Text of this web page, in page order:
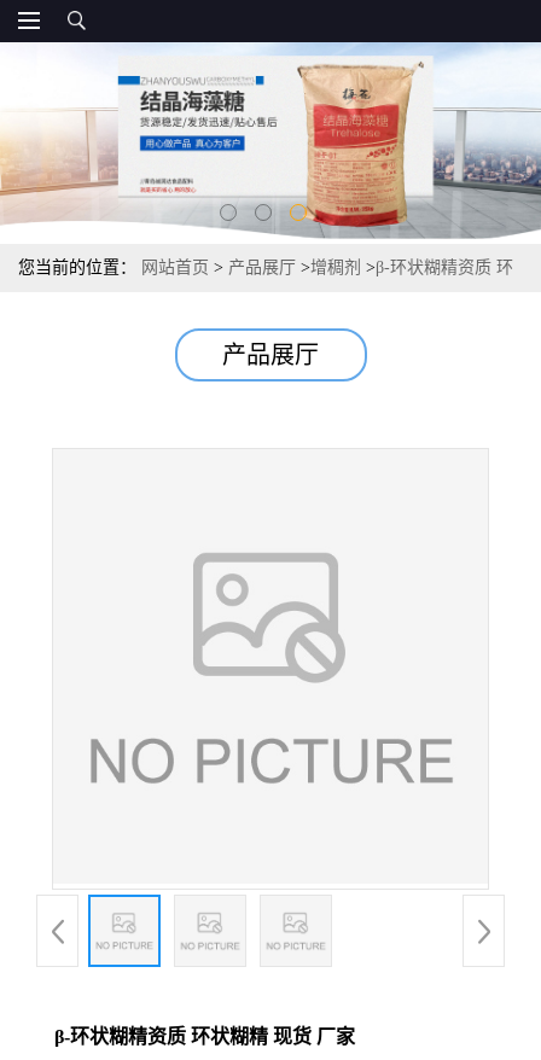
您当前的位置： 网站首页 > 产品展厅 >增稠剂 >β-环状糊精资质 环
产品展厅
β-环状糊精资质 环状糊精 现货 厂家